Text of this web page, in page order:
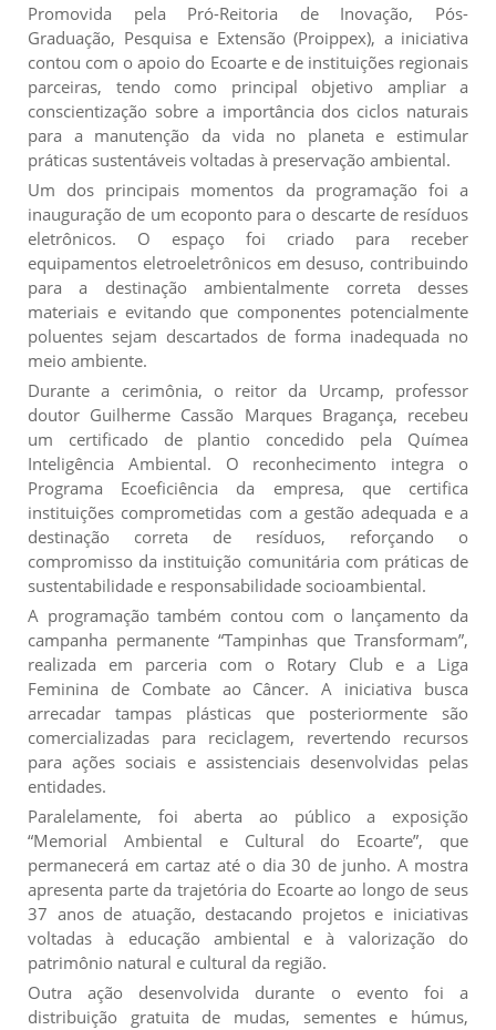
Promovida pela Pró-Reitoria de Inovação, Pós-
Graduação, Pesquisa e Extensão (Proippex), a iniciativa
contou com o apoio do Ecoarte e de instituições regionais
parceiras, tendo como principal objetivo ampliar a
conscientização sobre a importância dos ciclos naturais
para a manutenção da vida no planeta e estimular
práticas sustentáveis voltadas à preservação ambiental.
Um dos principais momentos da programação foi a
inauguração de um ecoponto para o descarte de resíduos
eletrônicos. O espaço foi criado para receber
equipamentos eletroeletrônicos em desuso, contribuindo
para a destinação ambientalmente correta desses
materiais e evitando que componentes potencialmente
poluentes sejam descartados de forma inadequada no
meio ambiente.
Durante a cerimônia, o reitor da Urcamp, professor
doutor Guilherme Cassão Marques Bragança, recebeu
um certificado de plantio concedido pela Químea
Inteligência Ambiental. O reconhecimento integra o
Programa Ecoeficiência da empresa, que certifica
instituições comprometidas com a gestão adequada e a
destinação correta de resíduos, reforçando o
compromisso da instituição comunitária com práticas de
sustentabilidade e responsabilidade socioambiental.
A programação também contou com o lançamento da
campanha permanente “Tampinhas que Transformam”,
realizada em parceria com o Rotary Club e a Liga
Feminina de Combate ao Câncer. A iniciativa busca
arrecadar tampas plásticas que posteriormente são
comercializadas para reciclagem, revertendo recursos
para ações sociais e assistenciais desenvolvidas pelas
entidades.
Paralelamente, foi aberta ao público a exposição
“Memorial Ambiental e Cultural do Ecoarte”, que
permanecerá em cartaz até o dia 30 de junho. A mostra
apresenta parte da trajetória do Ecoarte ao longo de seus
37 anos de atuação, destacando projetos e iniciativas
voltadas à educação ambiental e à valorização do
patrimônio natural e cultural da região.
Outra ação desenvolvida durante o evento foi a
distribuição gratuita de mudas, sementes e húmus,